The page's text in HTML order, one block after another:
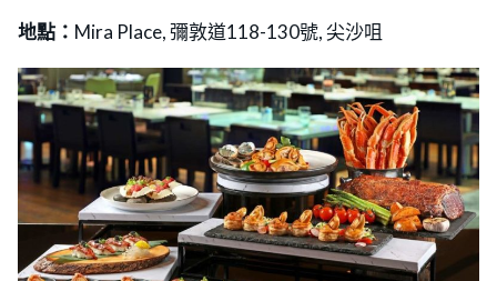
地點： Mira Place, 彌敦道118-130號, 尖沙咀